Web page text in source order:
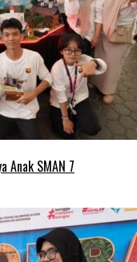
Anak SMAN 7